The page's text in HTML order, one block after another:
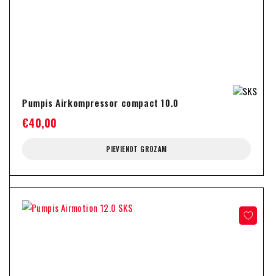
Pumpis Airkompressor compact 10.0
€40,00
PIEVIENOT GROZAM